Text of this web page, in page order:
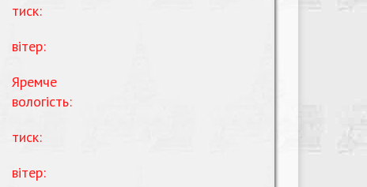
тиск:
вітер:
Яремче
вологість:
тиск:
вітер: